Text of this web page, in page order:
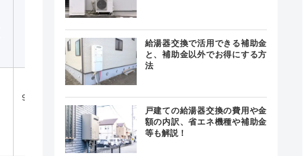
最短20分
9:00～17:00
日曜、祝祭
給湯器交換で活用できる補助金
と、補助金以外でお得にする方
法
戸建ての給湯器交換の費用や金
額の内訳、省エネ機種や補助金
等も解説！